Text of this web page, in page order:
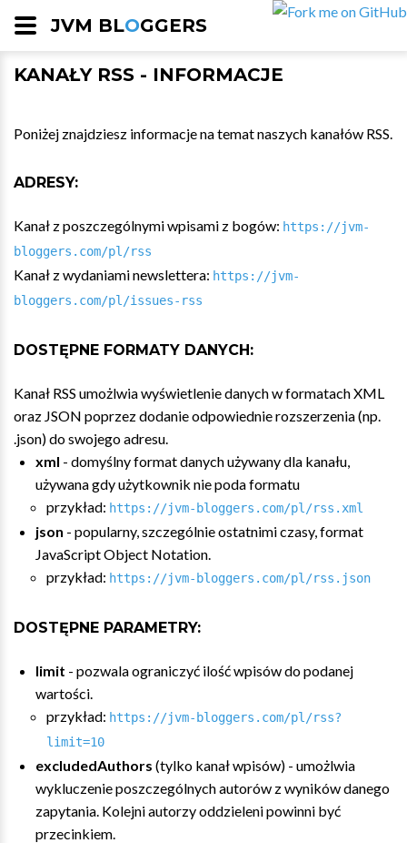
JVM BLOGGERS
KANAŁY RSS - INFORMACJE
Poniżej znajdziesz informacje na temat naszych kanałów RSS.
ADRESY:
Kanał z poszczególnymi wpisami z bogów: https://jvm-
bloggers.com/pl/rss
Kanał z wydaniami newslettera: https://jvm-
bloggers.com/pl/issues-rss
DOSTĘPNE FORMATY DANYCH:
Kanał RSS umożlwia wyświetlenie danych w formatach XML
oraz JSON poprzez dodanie odpowiednie rozszerzenia (np.
.json) do swojego adresu.
xml - domyślny format danych używany dla kanału,
używana gdy użytkownik nie poda formatu
przykład: https://jvm-bloggers.com/pl/rss.xml
json - popularny, szczególnie ostatnimi czasy, format
JavaScript Object Notation.
przykład: https://jvm-bloggers.com/pl/rss.json
DOSTĘPNE PARAMETRY:
limit - pozwala ograniczyć ilość wpisów do podanej
wartości.
przykład: https://jvm-bloggers.com/pl/rss?
limit=10
excludedAuthors (tylko kanał wpisów) - umożlwia
wykluczenie poszczególnych autorów z wyników danego
zapytania. Kolejni autorzy oddzieleni powinni być
przecinkiem.